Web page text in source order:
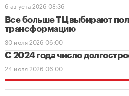
6 августа 2026 08:36
Все больше ТЦ выбирают
трансформацию
30 июля 2026 06:00
С 2024 года число
24 июля 2026 06:00